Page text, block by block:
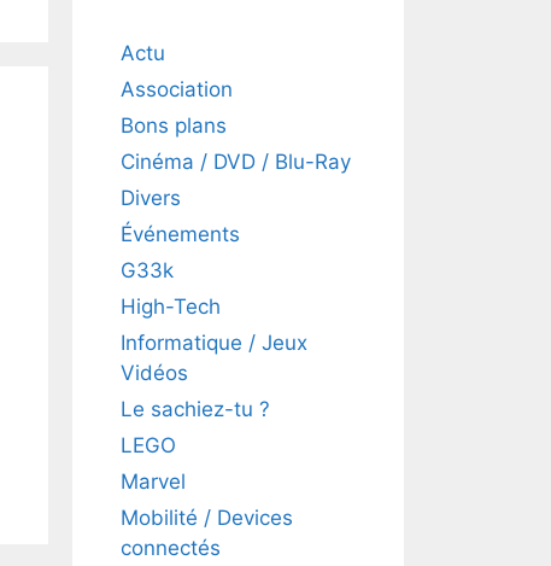
Actu
Association
Bons plans
Cinéma / DVD / Blu-Ray
Divers
Événements
G33k
High-Tech
Informatique / Jeux
Vidéos
Le sachiez-tu ?
LEGO
Marvel
Mobilité / Devices
connectés